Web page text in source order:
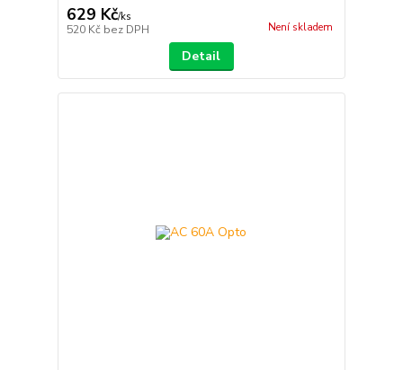
629 Kč/ks
520 Kč bez DPH Není skladem
Detail